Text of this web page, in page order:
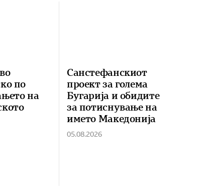
по
на
Санстефанскиот
проект за голема
Бугарија и обидите
за потиснување на
името Македонија
05.08.2026